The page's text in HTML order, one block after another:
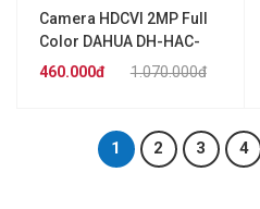
Camera HDCVI 2MP Full
Color DAHUA DH-HAC-
HFW1239CP-A-LED
1.070.000đ
460.000đ
1 2 3 4